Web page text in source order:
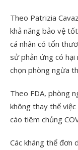
Theo Patrizia
khả năng bảo vệ
cá nhân có tổn
sử phản ứng có
chọn phòng ngừa
Theo FDA, phòng
không thay thế
cáo tiêm chủng
Các kháng thể đơn